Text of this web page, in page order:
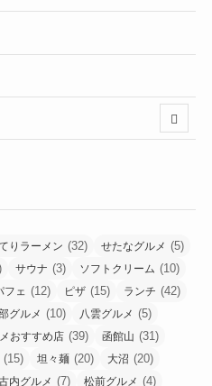
りラーメン (32) せたなグルメ (5)
サウナ (3) ソフトクリーム (10)
フェ (12) ピザ (15) ランチ (42)
グルメ (10) 八雲グルメ (5)
おすすめ店 (39) 函館山 (31)
(15) 坦々麺 (20) 大沼 (20)
内グルメ (7) 松前グルメ (4)